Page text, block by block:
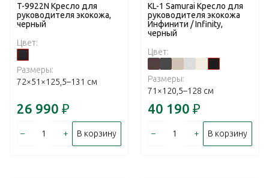
T-9922N Кресло для
руководителя экокожа,
черный
Цвет:
Размеры:
72×51×125,5–131 см
26 990 ₽
– + В корзину
KL-1 Samurai Кресло для
руководителя экокожа
Инфинити / Infinity,
черный
Цвет:
Размеры:
71×120,5–128 см
40 190 ₽
– + В корзину